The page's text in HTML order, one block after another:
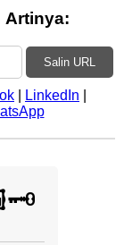
Artinya:
Salin URL
LinkedIn